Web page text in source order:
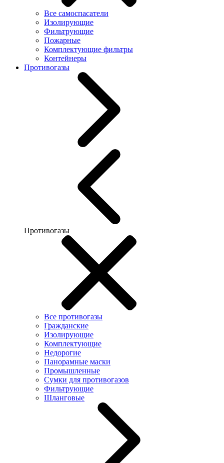
Все самоспасатели
Изолирующие
Фильтрующие
Пожарные
Комплектующие фильтры
Контейнеры
Противогазы
Противогазы
Все противогазы
Гражданские
Изолирующие
Комплектующие
Недорогие
Панорамные маски
Промышленные
Сумки для противогазов
Фильтрующие
Шланговые